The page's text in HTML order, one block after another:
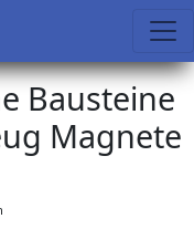
Bausteine
Magnete